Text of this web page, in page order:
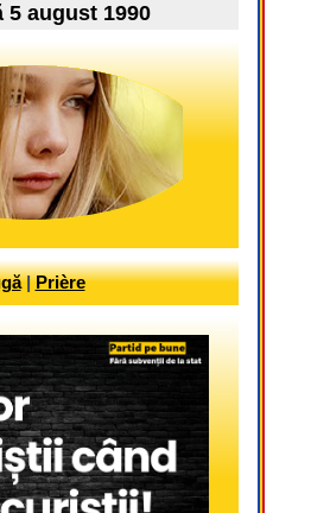
5 august 1990
|Prière